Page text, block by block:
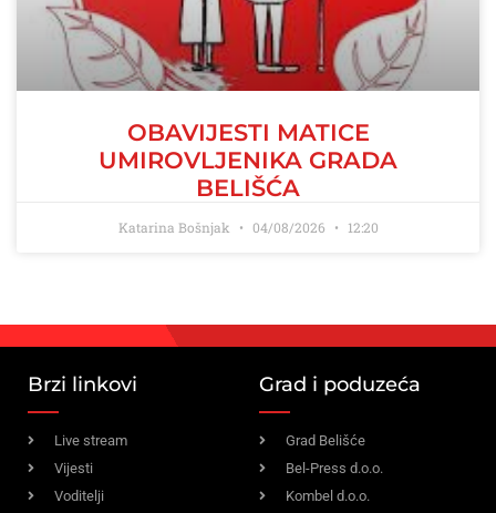
OBAVIJESTI MATICE
UMIROVLJENIKA GRADA
BELIŠĆA
Katarina Bošnjak 04/08/2026 12:20
Brzi linkovi
Live stream
Vijesti
Voditelji
Grad i poduzeća
Grad Belišće
Bel-Press d.o.o.
Kombel d.o.o.